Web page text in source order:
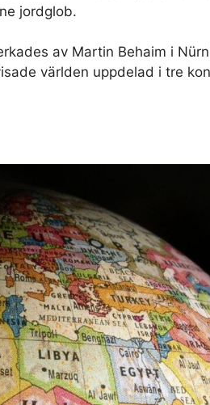
jordglob.
av Martin Behaim i
världen uppdelad i tre